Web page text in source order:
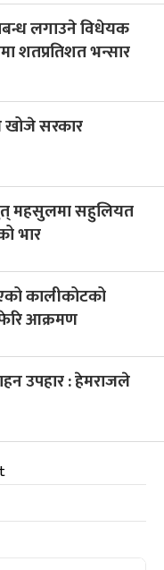
लगाउने विधेयक
शतप्रतिशत भन्सार
खोजे सरकार
महसुलमा सहुलियत
भार
कालीकोटको
फेरि आक्रमण
उपहार : हेमराजले